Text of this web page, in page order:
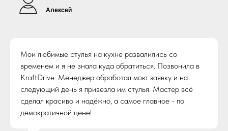
Алексей
Мои любимые стулья на кухне развалились со
временем и я не знала куда обратиться. Позвонила в
KraftDrive. Менеджер обработал мою заявку и на
следующий день я привезла им стулья. Мастер всё
сделал красиво и надёжно, а самое главное - по
демократичной цене!